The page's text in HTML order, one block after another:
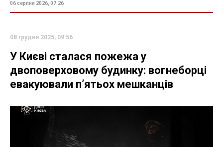
06 серпня 2026, 07:26
08 грудня 2025, 09:56
У Києві сталася пожежа у
двоповерховому будинку: вогнеборці
евакуювали пʼятьох мешканців